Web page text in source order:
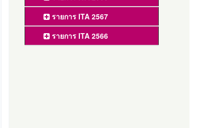
รายการ ITA 2567
รายการ ITA 2566